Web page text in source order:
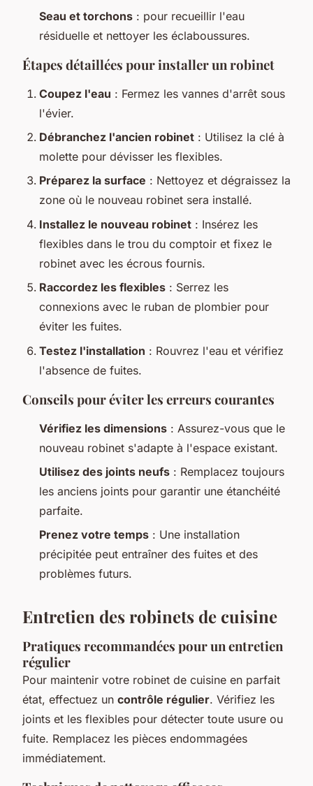
Seau et torchons : pour recueillir l'eau
résiduelle et nettoyer les éclaboussures.
Étapes détaillées pour installer un robinet
Coupez l'eau : Fermez les vannes d'arrêt sous
l'évier.
Débranchez l'ancien robinet : Utilisez la clé à
molette pour dévisser les flexibles.
Préparez la surface : Nettoyez et dégraissez la
zone où le nouveau robinet sera installé.
Installez le nouveau robinet : Insérez les
flexibles dans le trou du comptoir et fixez le
robinet avec les écrous fournis.
Raccordez les flexibles : Serrez les
connexions avec le ruban de plombier pour
éviter les fuites.
Testez l'installation : Rouvrez l'eau et vérifiez
l'absence de fuites.
Conseils pour éviter les erreurs courantes
Vérifiez les dimensions : Assurez-vous que le
nouveau robinet s'adapte à l'espace existant.
Utilisez des joints neufs : Remplacez toujours
les anciens joints pour garantir une étanchéité
parfaite.
Prenez votre temps : Une installation
précipitée peut entraîner des fuites et des
problèmes futurs.
Entretien des robinets de cuisine
Pratiques recommandées pour un entretien
régulier
Pour maintenir votre robinet de cuisine en parfait
état, effectuez un contrôle régulier. Vérifiez les
joints et les flexibles pour détecter toute usure ou
fuite. Remplacez les pièces endommagées
immédiatement.